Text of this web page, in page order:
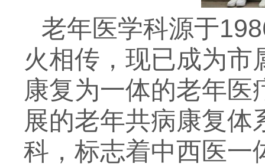
老年医学科源于
火相传，现已成为市
康复为一体的老年
展的老年共病康复
科，标志着中西医一